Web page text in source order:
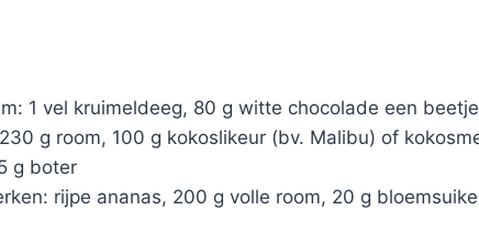
1 vel kruimeldeeg, 80 g witte chocolade een
g room, 100 g kokoslikeur (bv. Malibu) of
g boter
rijpe ananas, 200 g volle room, 20 g